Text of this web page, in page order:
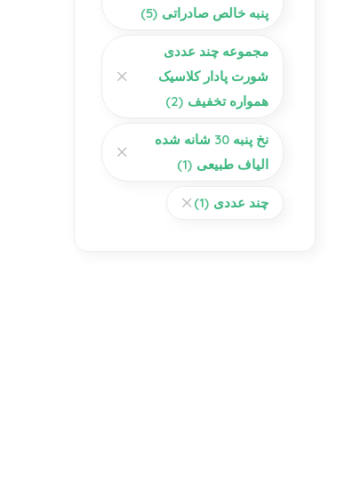
پنبه خالص صادراتی (5)
مجموعه چند عددی
شورت پادار کلاسیک
همواره تخفیف (2)
نخ پنبه 30 شانه شده
الیاف طبیعی (1)
چند عددی (1)